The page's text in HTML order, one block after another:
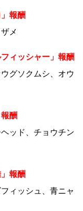
報酬
メ
ィッシャー」報酬
グソクムシ、オウ
酬
ッド、チョウチン
報酬
ィッシュ、青ニャ